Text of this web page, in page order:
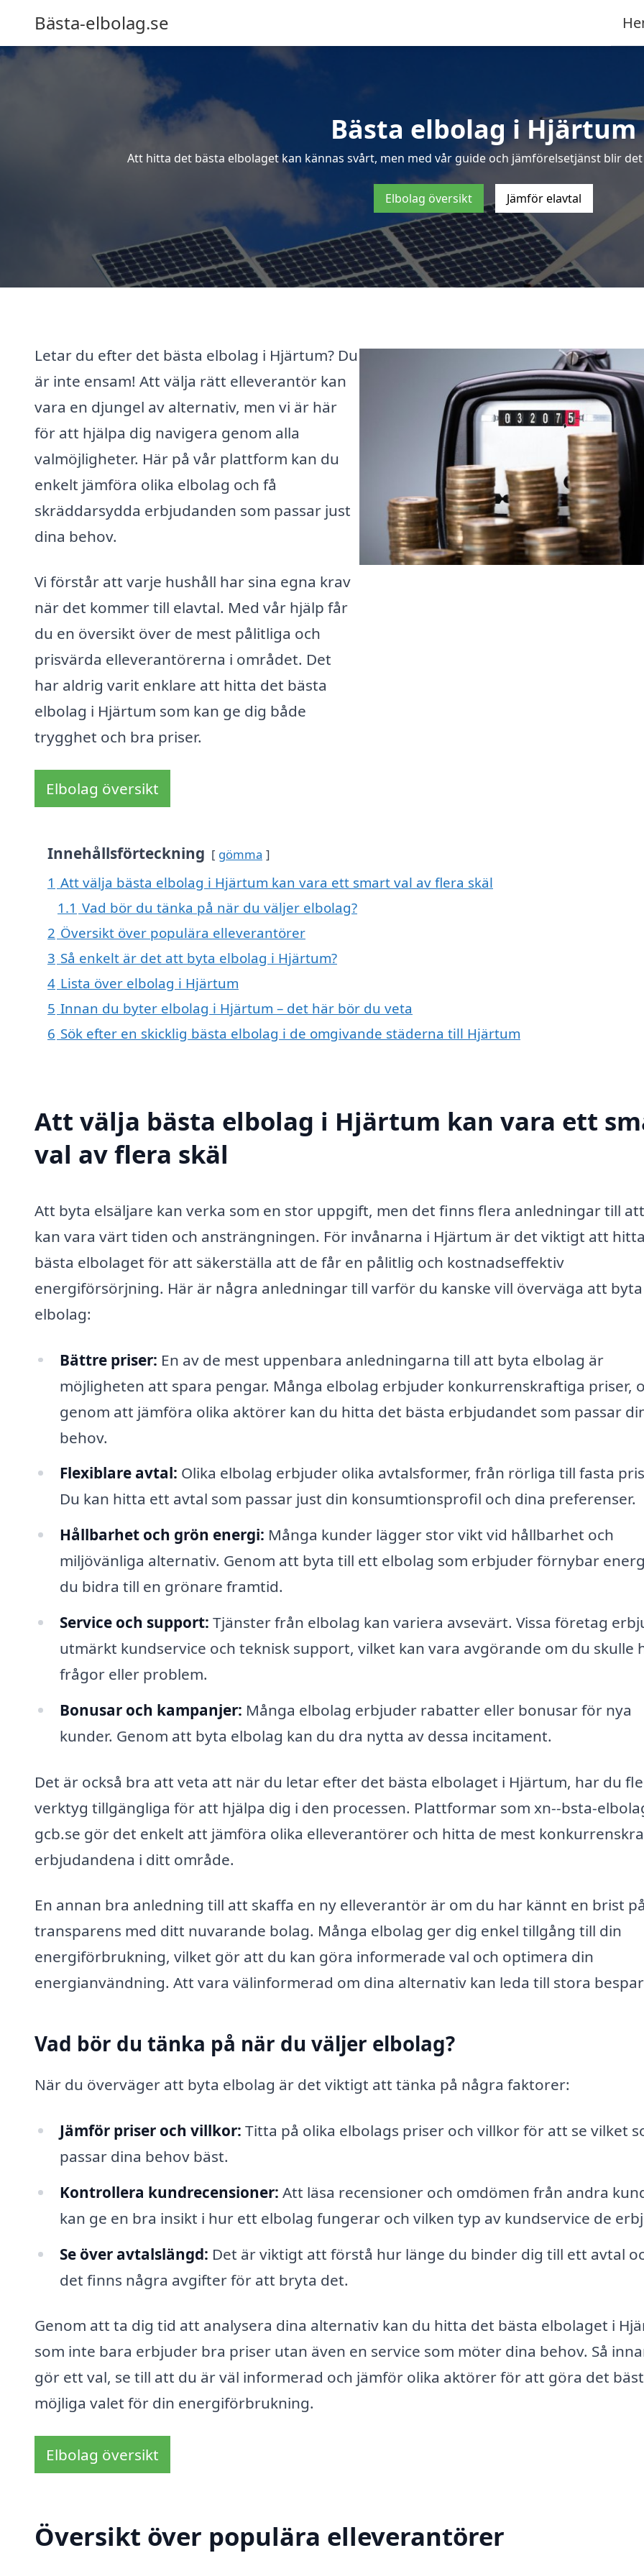
Bästa-elbolag.se
Bästa elbolag i Hjärtum
Att hitta det bästa elbolaget kan kännas svårt, men med vår guide och jämförelsetjänst blir
Elbolag översikt Jämför elavtal
Letar du efter det bästa elbolag i Hjärtum? Du
är inte ensam! Att välja rätt elleverantör kan
vara en djungel av alternativ, men vi är här
för att hjälpa dig navigera genom alla
valmöjligheter. Här på vår plattform kan du
enkelt jämföra olika elbolag och få
skräddarsydda erbjudanden som passar just
dina behov.
Vi förstår att varje hushåll har sina egna krav
när det kommer till elavtal. Med vår hjälp får
du en översikt över de mest pålitliga och
prisvärda elleverantörerna i området. Det
har aldrig varit enklare att hitta det bästa
elbolag i Hjärtum som kan ge dig både
trygghet och bra priser.
Elbolag översikt
Innehållsförteckning gömma
1 Att välja bästa elbolag i Hjärtum kan vara ett smart val av flera skäl
1.1 Vad bör du tänka på när du väljer elbolag?
2 Översikt över populära elleverantörer
3 Så enkelt är det att byta elbolag i Hjärtum?
4 Lista över elbolag i Hjärtum
5 Innan du byter elbolag i Hjärtum – det här bör du veta
6 Sök efter en skicklig bästa elbolag i de omgivande städerna till Hjärtum
Att välja bästa elbolag i Hjärtum kan vara ett
val av flera skäl
Att byta elsäljare kan verka som en stor uppgift, men det finns flera anledningar till
kan vara värt tiden och ansträngningen. För invånarna i Hjärtum är det viktigt att
bästa elbolaget för att säkerställa att de får en pålitlig och kostnadseffektiv
energiförsörjning. Här är några anledningar till varför du kanske vill överväga att byta
elbolag:
Bättre priser: En av de mest uppenbara anledningarna till att byta elbolag är
möjligheten att spara pengar. Många elbolag erbjuder konkurrenskraftiga priser,
genom att jämföra olika aktörer kan du hitta det bästa erbjudandet som passar
behov.
Flexiblare avtal: Olika elbolag erbjuder olika avtalsformer, från rörliga till fasta
Du kan hitta ett avtal som passar just din konsumtionsprofil och dina preferenser.
Hållbarhet och grön energi: Många kunder lägger stor vikt vid hållbarhet och
miljövänliga alternativ. Genom att byta till ett elbolag som erbjuder förnybar
du bidra till en grönare framtid.
Service och support: Tjänster från elbolag kan variera avsevärt. Vissa företag
utmärkt kundservice och teknisk support, vilket kan vara avgörande om du skulle
frågor eller problem.
Bonusar och kampanjer: Många elbolag erbjuder rabatter eller bonusar för nya
kunder. Genom att byta elbolag kan du dra nytta av dessa incitament.
Det är också bra att veta att när du letar efter det bästa elbolaget i Hjärtum, har du
verktyg tillgängliga för att hjälpa dig i den processen. Plattformar som xn--bsta-
gcb.se gör det enkelt att jämföra olika elleverantörer och hitta de mest
erbjudandena i ditt område.
En annan bra anledning till att skaffa en ny elleverantör är om du har kännt en brist på
transparens med ditt nuvarande bolag. Många elbolag ger dig enkel tillgång till din
energiförbrukning, vilket gör att du kan göra informerade val och optimera din
energianvändning. Att vara välinformerad om dina alternativ kan leda till stora
Vad bör du tänka på när du väljer elbolag?
När du överväger att byta elbolag är det viktigt att tänka på några faktorer:
Jämför priser och villkor: Titta på olika elbolags priser och villkor för att se vilket
passar dina behov bäst.
Kontrollera kundrecensioner: Att läsa recensioner och omdömen från andra
kan ge en bra insikt i hur ett elbolag fungerar och vilken typ av kundservice de
Se över avtalslängd: Det är viktigt att förstå hur länge du binder dig till ett avtal
det finns några avgifter för att bryta det.
Genom att ta dig tid att analysera dina alternativ kan du hitta det bästa elbolaget i
som inte bara erbjuder bra priser utan även en service som möter dina behov. Så
gör ett val, se till att du är väl informerad och jämför olika aktörer för att göra det
möjliga valet för din energiförbrukning.
Elbolag översikt
Översikt över populära elleverantörer